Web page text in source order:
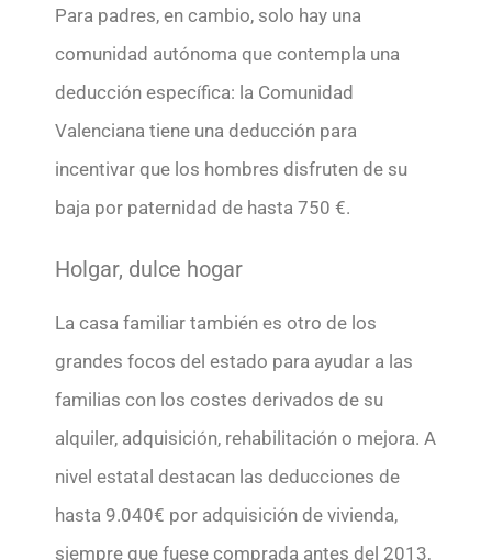
Para padres, en cambio, solo hay una
comunidad autónoma que contempla una
deducción específica: la Comunidad
Valenciana tiene una deducción para
incentivar que los hombres disfruten de su
baja por paternidad de hasta 750 €.
Holgar, dulce hogar
La casa familiar también es otro de los
grandes focos del estado para ayudar a las
familias con los costes derivados de su
alquiler, adquisición, rehabilitación o mejora. A
nivel estatal destacan las deducciones de
hasta 9.040€ por adquisición de vivienda,
siempre que fuese comprada antes del 2013,